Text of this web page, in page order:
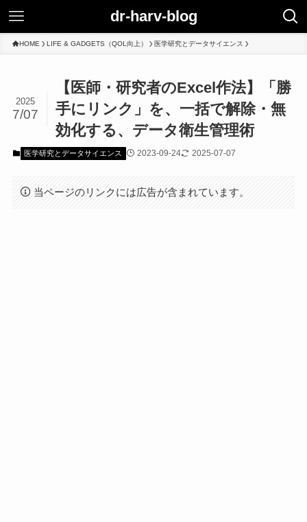
dr-harv-blog
HOME LIFE & GADGETS（QOL向上） 医学研究とデータサイエンス
【医師・研究者のExcel作法】「勝
手にリンク」を、一括で解除・無
効化する、データ衛生管理術
2025
7/07
医学研究とデータサイエンス 2023-09-24 2025-07-07
当ページのリンクには広告が含まれています。